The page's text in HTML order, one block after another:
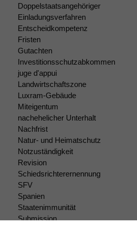
Doppelstaatsangehöriger
Einladungsverfahren
Entscheidkompetenz
Fristen
Gutachten
Investitionsschutzabkommen
juge d'appui
Landwirtschaftszone
Luxram-Gebäude
Miteigentum
nachehelicher Unterhalt
Nachfrist
Natur- und Heimatschutz
Notzuständigkeit
Revision
Schiedsrichterernennung
SFV
Spanien
Staatenimmunität
Submission